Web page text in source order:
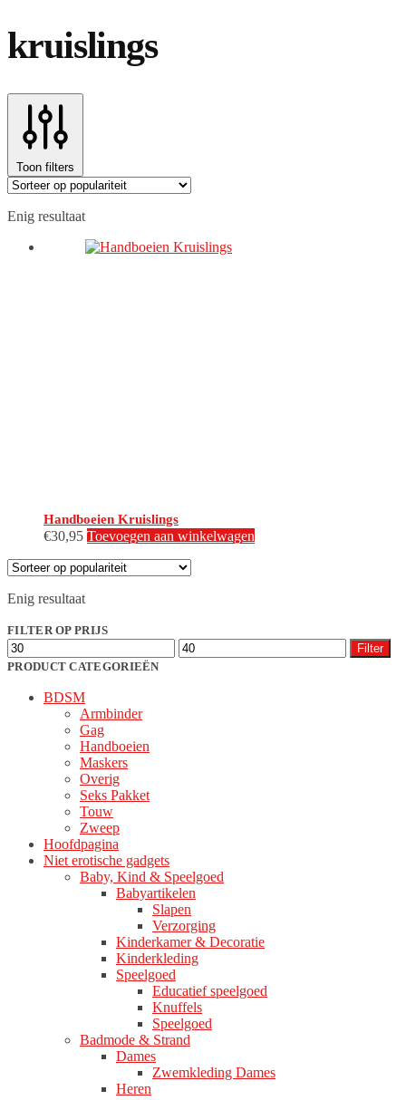
kruislings
Toon filters
Enig resultaat
Handboeien Kruislings
€30,95 Toevoegen aan winkelwagen
Enig resultaat
FILTER OP PRIJS
Min.
prijs
Max.
prijs
Filter
PRODUCT CATEGORIEËN
BDSM
Armbinder
Gag
Handboeien
Maskers
Overig
Seks Pakket
Touw
Zweep
Hoofdpagina
Niet erotische gadgets
Baby, Kind & Speelgoed
Babyartikelen
Slapen
Verzorging
Kinderkamer & Decoratie
Kinderkleding
Speelgoed
Educatief speelgoed
Knuffels
Speelgoed
Badmode & Strand
Dames
Zwemkleding Dames
Heren